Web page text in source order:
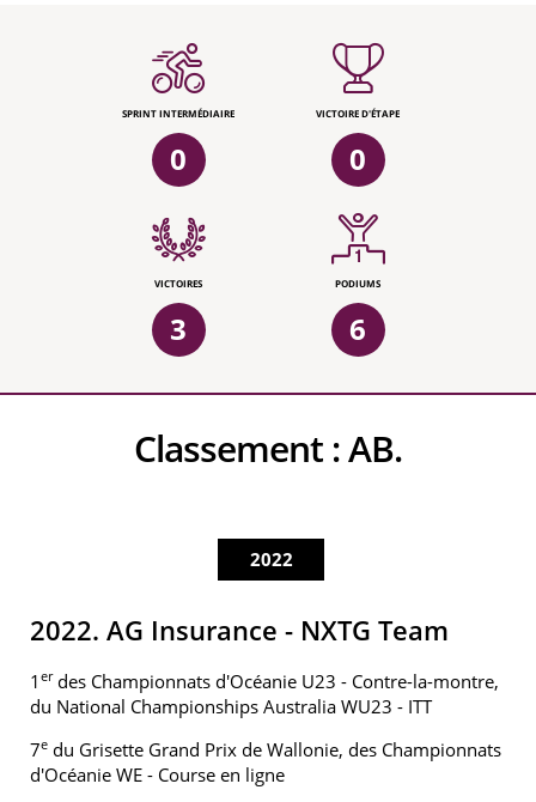
SPRINT INTERMÉDIAIRE
0
VICTOIRE D'ÉTAPE
0
VICTOIRES
3
PODIUMS
6
Classement :AB.
2022
2022. AG Insurance - NXTG Team
1 erdes Championnats d'Océanie U23 - Contre-la-montre,
du National Championships Australia WU23 - ITT
7e du Grisette Grand Prix de Wallonie, des Championnats
d'Océanie WE - Course en ligne